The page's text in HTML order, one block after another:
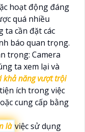
hoạt động đáng
quá nhiều
ta cần đặt các
báo quan trọng.
trọng: Camera
ta xem lại và
khả năng vượt trội
ích trong việc
cung cấp bằng
là việc sử dụng